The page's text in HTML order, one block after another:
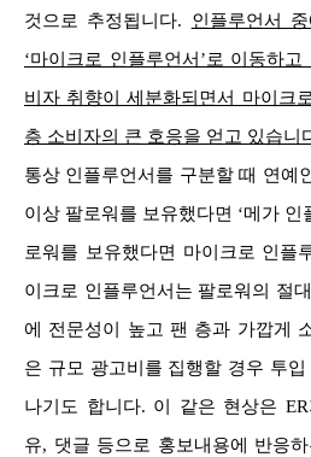
것으로 추정됩니다. 인플루언서
‘마이크로 인플루언서’로 이동하
비자 취향이 세분화되면서 마이크
층 소비자의 큰 호응을 얻고 있습니
통상 인플루언서를 구분할 때 연예
이상 팔로워를 보유했다면 ‘메가 인
로워를 보유했다면 마이크로 인플
이크로 인플루언서는 팔로워의 절
에 전문성이 높고 팬 층과 가깝게
은 규모 광고비를 집행할 경우 투
나기도 합니다. 이 같은 현상은
유, 댓글 등으로 홍보내용에 반응